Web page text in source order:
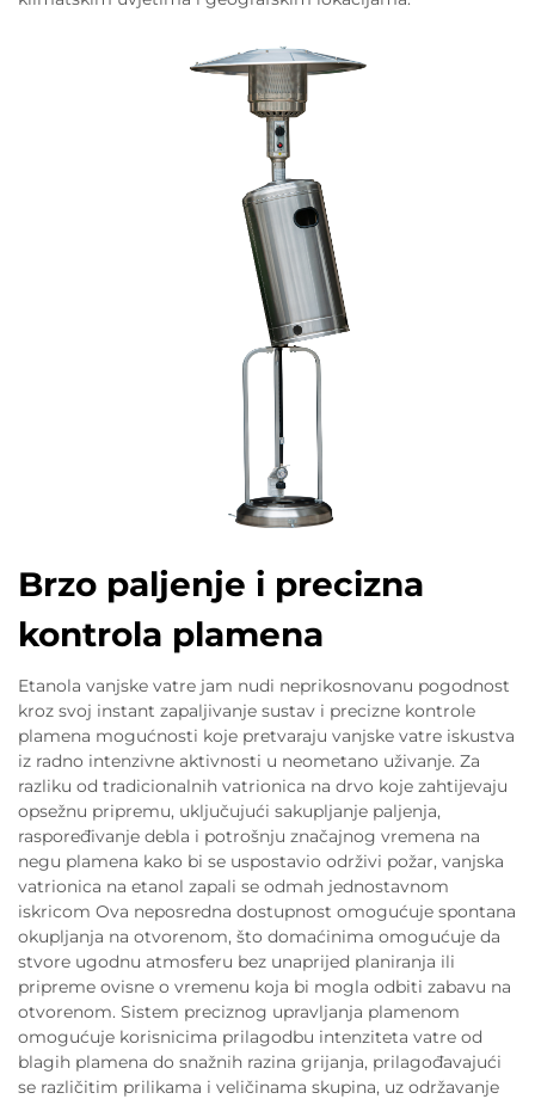
Brzo paljenje i precizna
kontrola plamena
Etanola vanjske vatre jam nudi neprikosnovanu pogodnost
kroz svoj instant zapaljivanje sustav i precizne kontrole
plamena mogućnosti koje pretvaraju vanjske vatre iskustva
iz radno intenzivne aktivnosti u neometano uživanje. Za
razliku od tradicionalnih vatrionica na drvo koje zahtijevaju
opsežnu pripremu, uključujući sakupljanje paljenja,
raspoređivanje debla i potrošnju značajnog vremena na
negu plamena kako bi se uspostavio održivi požar, vanjska
vatrionica na etanol zapali se odmah jednostavnom
iskricom Ova neposredna dostupnost omogućuje spontana
okupljanja na otvorenom, što domaćinima omogućuje da
stvore ugodnu atmosferu bez unaprijed planiranja ili
pripreme ovisne o vremenu koja bi mogla odbiti zabavu na
otvorenom. Sistem preciznog upravljanja plamenom
omogućuje korisnicima prilagodbu intenziteta vatre od
blagih plamena do snažnih razina grijanja, prilagođavajući
se različitim prilikama i veličinama skupina, uz održavanje